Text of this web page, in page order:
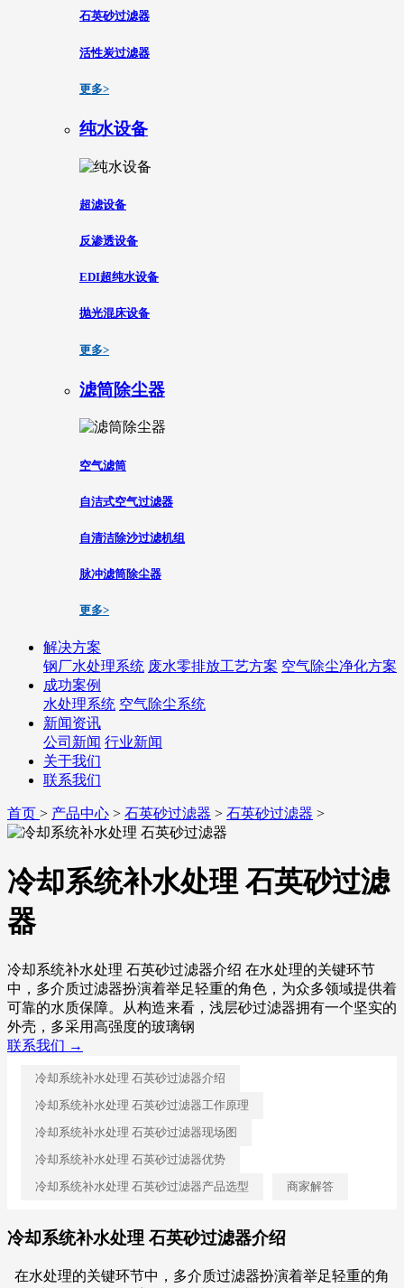
石英砂过滤器
活性炭过滤器
更多>
纯水设备
超滤设备
反渗透设备
EDI超纯水设备
抛光混床设备
更多>
滤筒除尘器
空气滤筒
自洁式空气过滤器
自清洁除沙过滤机组
脉冲滤筒除尘器
更多>
解决方案
钢厂水处理系统 废水零排放工艺方案 空气除尘净化方案
成功案例
水处理系统 空气除尘系统
新闻资讯
公司新闻 行业新闻
关于我们
联系我们
首页 > 产品中心 > 石英砂过滤器 > 石英砂过滤器 >
冷却系统补水处理 石英砂过滤
器
冷却系统补水处理 石英砂过滤器介绍 在水处理的关键环节
中，多介质过滤器扮演着举足轻重的角色，为众多领域提供着
可靠的水质保障。从构造来看，浅层砂过滤器拥有一个坚实的
外壳，多采用高强度的玻璃钢
联系我们 →
冷却系统补水处理 石英砂过滤器介绍
冷却系统补水处理 石英砂过滤器工作原理
冷却系统补水处理 石英砂过滤器现场图
冷却系统补水处理 石英砂过滤器优势
冷却系统补水处理 石英砂过滤器产品选型
商家解答
冷却系统补水处理 石英砂过滤器介绍
在水处理的关键环节中，多介质过滤器扮演着举足轻重的角